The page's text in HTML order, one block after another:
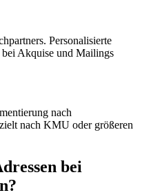
Personalisierte
Akquise und Mailings
nach
nach KMU oder größeren
bei